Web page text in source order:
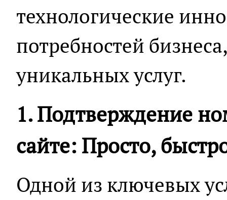
технологические
потребностей
уникальных услуг.
1. Подтверждение
сайте: Просто,
Одной из ключевых